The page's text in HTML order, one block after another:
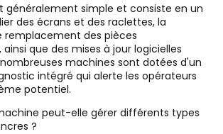
généralement simple et consiste en un
des écrans et des raclettes, la
remplacement des pièces
que des mises à jour logicielles
machines sont dotées d'un
intégré qui alerte les opérateurs
potentiel.
peut-elle gérer différents types
?